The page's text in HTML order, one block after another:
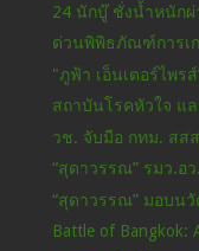
24 นักบู๊ ชั่งน้ำหนัก
ด่วนพิพิธภัณฑ์การเ
"ภูฟ้า เอ็นเตอร์ไพร
สถาบันโรคหัวใจ แ
วช. จับมือ กทม. สส
“สุดาวรรณ” รมว.อ
“สุดาวรรณ” มอบน
Battle of Bangkok: